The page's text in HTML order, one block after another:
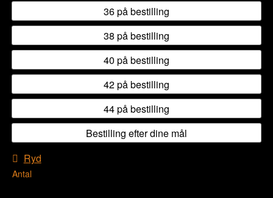
36 på bestilling
38 på bestilling
40 på bestilling
42 på bestilling
44 på bestilling
Bestilling efter dine mål
Ryd
Antal